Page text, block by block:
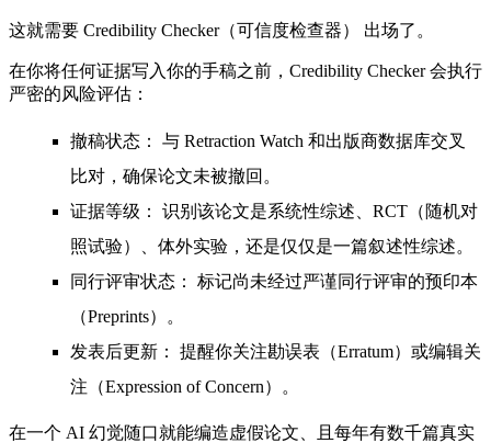
这就需要 Credibility Checker（可信度检查器） 出场了。
在你将任何证据写入你的手稿之前，Credibility Checker 会执行
严密的风险评估：
撤稿状态：
与 Retraction Watch 和出版商数据库交叉
比对，确保论文未被撤回。
证据等级：
识别该论文是系统性综述、RCT（随机对
照试验）、体外实验，还是仅仅是一篇叙述性综述。
同行评审状态：
标记尚未经过严谨同行评审的预印本
（Preprints）。
发表后更新：
提醒你关注勘误表（Erratum）或编辑关
注（Expression of Concern）。
在一个 AI 幻觉随口就能编造虚假论文、且每年有数千篇真实